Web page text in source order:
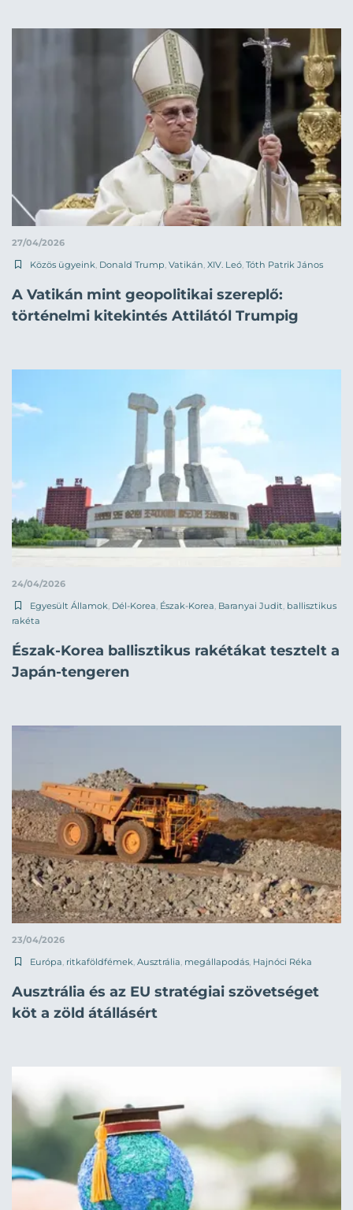
27/04/2026
Közös ügyeink, Donald Trump, Vatikán, XIV. Leó, Tóth Patrik János
A Vatikán mint geopolitikai szereplő:
történelmi kitekintés Attilától Trumpig
24/04/2026
Egyesült Államok, Dél-Korea, Észak-Korea, Baranyai Judit, ballisztikus
rakéta
Észak-Korea ballisztikus rakétákat tesztelt a
Japán-tengeren
23/04/2026
Európa, ritkaföldfémek, Ausztrália, megállapodás, Hajnóci Réka
Ausztrália és az EU stratégiai szövetséget
köt a zöld átállásért